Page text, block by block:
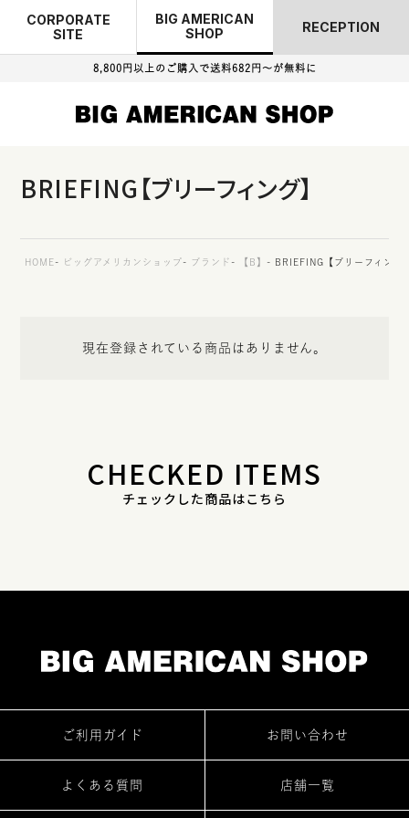
CORPORATE
SITE
BIG AMERICAN
SHOP
RECEPTION
8,800円以上のご購入で送料682円～が無料に
BRIEFING【ブリーフィング】
HOME ビッグアメリカンショップ ブランド 【B】 BRIEFING【ブリーフィング
現在登録されている商品はありません。
CHECKED ITEMS
チェックした商品はこちら
ご利用ガイド お問い合わせ
よくある質問 店舗一覧